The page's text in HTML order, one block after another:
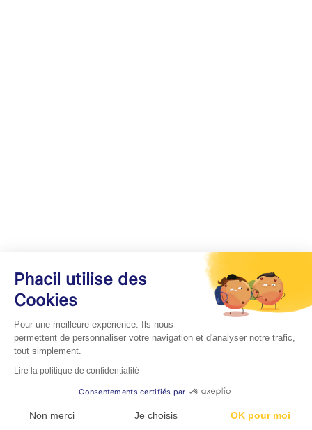
Phacil utilise des
Cookies
Pour une meilleure expérience. Ils nous
permettent de personnaliser votre navigation et d'analyser notre trafic,
tout simplement.
Lire la politique de confidentialité
Consentements certifiés par
Non merci Je choisis OK pour moi